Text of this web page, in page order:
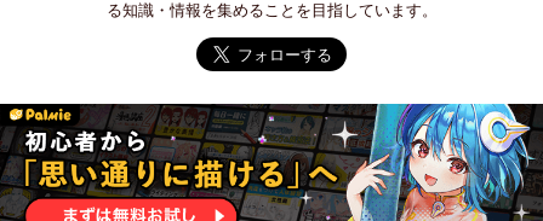
る知識・情報を集めることを目指しています。